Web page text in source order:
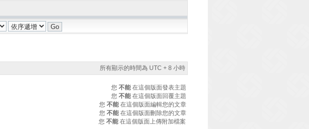
所有顯示的時間為 UTC + 8 小時
您 不能 在這個版面發表主題
您 不能 在這個版面回覆主題
您 不能 在這個版面編輯您的文章
您 不能 在這個版面刪除您的文章
您 不能 在這個版面上傳附加檔案